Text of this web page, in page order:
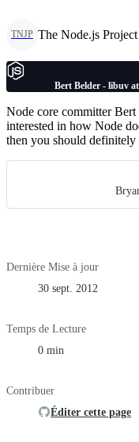
TNJP The Node.js Project
Bert Belder - libuv
Node core committer
interested in how Node
then you should
Dernière Mise à jour
30 sept. 2012
Temps de Lecture
0 min
Contribuer
Éditer cette page